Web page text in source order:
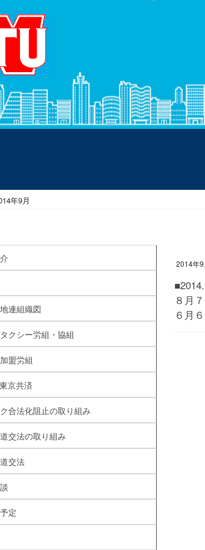
年9月
2014年9
８月
６月
連組織図
クシー労組・協組
盟労組
京共済
合法化阻止の取り組み
交法の取り組み
交法
定